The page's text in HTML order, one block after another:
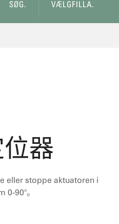
SØG.
VÆLGFILLA.
位器
eller stoppe aktuatoren i
90°。